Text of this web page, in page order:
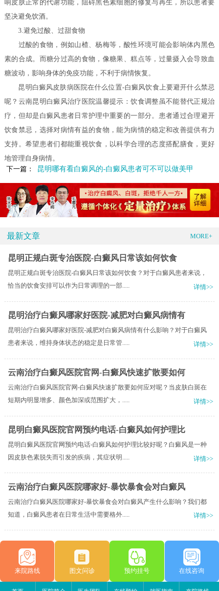
响皮肤正常的代谢功能，阻碍黑色素细胞的修复与再生，所以患者要
坚决避免饮酒。
3.避免过酸、过甜食物
过酸的食物，例如山楂、杨梅等，酸性环境可能会影响体内黑色
素的合成。而糖分过高的食物，像糖果、糕点等，过量摄入会导致血
糖波动，影响身体的免疫功能，不利于病情恢复。
昆明白癜风皮肤病医院在什么位置-白癜风饮食上要避开什么禁忌
呢？云南昆明白癜风治疗医院温馨提示：饮食调整虽不能替代正规治
疗，但却是白癜风患者日常护理中重要的一部分。患者通过合理避开
饮食禁忌，选择对病情有益的食物，能为病情的稳定和改善提供有力
支持。希望患者们都能重视饮食，以科学合理的态度搭配膳食，更好
地管理自身病情。
下一篇：
昆明哪有看白癜风的-白癜风患者可不可以做美甲
最新文章 MORE+
昆明正规白斑专治医院-白癜风日常该如何饮食
昆明正规白斑专治医院-白癜风日常该如何饮食？对于白癜风患者来说，
恰当的饮食安排可以作为日常调理的一部.....
详情>>
昆明治疗白癜风哪家好医院-减肥对白癜风病情有
昆明治疗白癜风哪家好医院-减肥对白癜风病情有什么影响？对于白癜风
患者来说，维持身体状态的稳定是日常管.....
详情>>
云南治疗白癜风医院官网-白癜风快速扩散要如何
云南治疗白癜风医院官网-白癜风快速扩散要如何应对呢？当皮肤白斑在
短期内明显增多、颜色加深或范围扩大，.....
详情>>
昆明白癜风医院官网预约电话-白癜风如何护理比
昆明白癜风医院官网预约电话-白癜风如何护理比较好呢？白癜风是一种
因皮肤色素脱失而引发的疾病，其症状明.....
详情>>
云南治疗白癜风医院哪家好-暴饮暴食会对白癜风
云南治疗白癜风医院哪家好-暴饮暴食会对白癜风产生什么影响？我们都
知道，白癜风患者在日常生活中需要格外.....
详情>>
来院路线 图文问诊 预约挂号 在线咨询